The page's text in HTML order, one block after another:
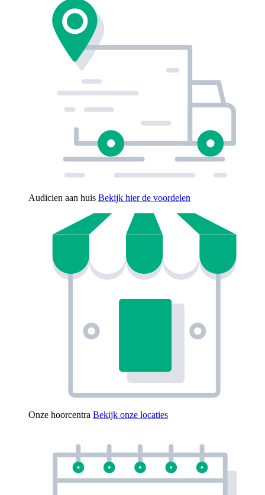
Audicien aan huis Bekijk hier de voordelen
Onze hoorcentra Bekijk onze locaties